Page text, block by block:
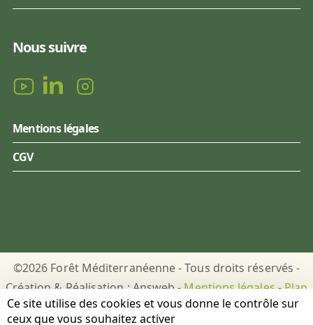
Nous suivre
Mentions légales
CGV
©2026 Forêt Méditerranéenne - Tous droits réservés -
Création & Réalisation : Answeb -Mentions légales-Plan
du site-Gestion des cookies
Ce site utilise des cookies et vous donne le contrôle sur
ceux que vous souhaitez activer